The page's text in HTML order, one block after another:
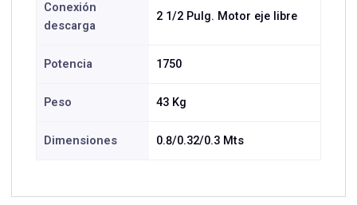
Conexión
descarga
2 1/2 Pulg. Motor eje libre
Potencia 1750
Peso 43 Kg
Dimensiones 0.8/0.32/0.3 Mts